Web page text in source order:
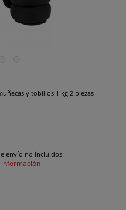
y tobillos 1 kg 2 piezas
envío no incluidos.
información